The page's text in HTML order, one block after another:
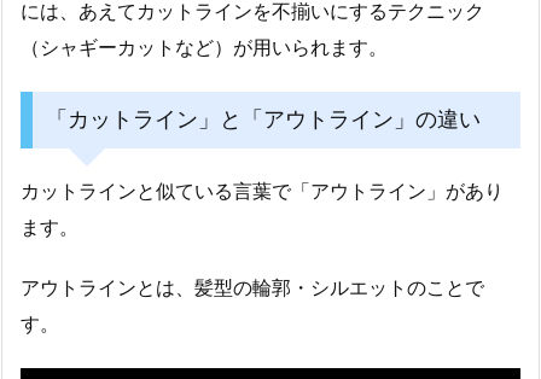
には、あえてカットラインを不揃いにするテクニック
（シャギーカットなど）が用いられます。
「カットライン」と「アウトライン」の違い
カットラインと似ている言葉で「アウトライン」があり
ます。
アウトラインとは、髪型の輪郭・シルエットのことで
す。